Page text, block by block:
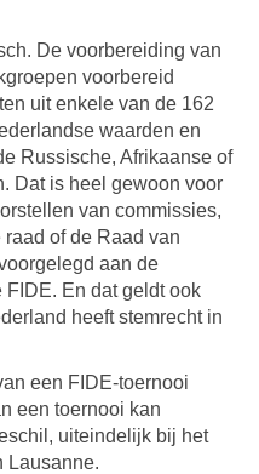
De voorbereiding van
voorbereid
uit enkele van de 162
waarden en
Russische, Afrikaanse of
Dat is heel gewoon voor
van commissies,
of de Raad van
aan de
En dat geldt ook
heeft stemrecht in
een FIDE-toernooi
een toernooi kan
uiteindelijk bij het
Lausanne.